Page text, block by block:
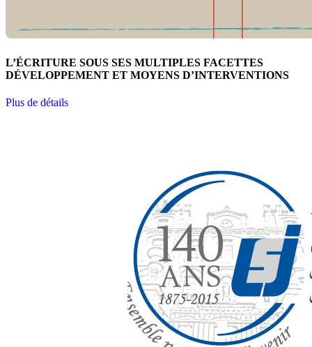
L’ÉCRITURE SOUS SES MULTIPLES FACETTES
DÉVELOPPEMENT ET MOYENS D’INTERVENTIONS
Plus de détails